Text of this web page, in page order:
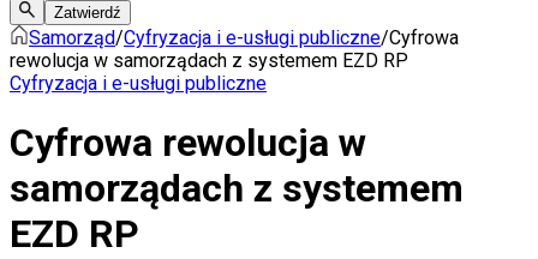
Zatwierdź
Samorząd/Cyfryzacja i e-usługi publiczne/Cyfrowa
rewolucja w samorządach z systemem EZD RP
Cyfryzacja i e-usługi publiczne
Cyfrowa rewolucja w
samorządach z systemem
EZD RP